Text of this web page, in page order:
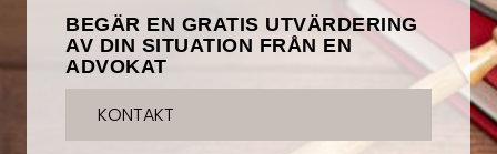
BEGÄR EN GRATIS UTVÄRDERING
AV DIN SITUATION FRÅN EN
ADVOKAT
KONTAKT